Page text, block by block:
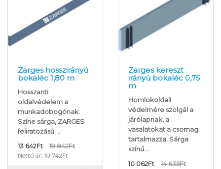
Zarges hosszirányú
bokaléc 1,80 m
Hosszanti
oldalvédelem a
munkadobogónak.
Színe sárga, ZARGES
feliratozású. ..
13 642Ft
19 842Ft
Nettó ár: 10 742Ft
Zarges kereszt
irányú bokaléc 0,75
m
Homlokoldali
védelmére szolgál a
járólapnak, a
vasalatokat a csomag
tartalmazza. Sárga
színű...
10 062Ft
14 635Ft